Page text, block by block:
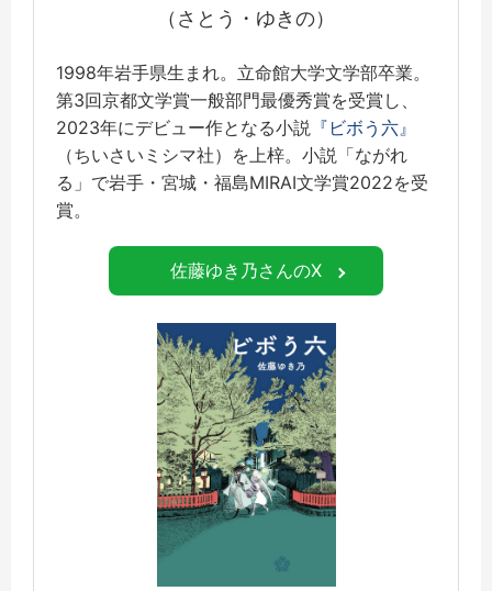
（さとう・ゆきの）
1998年岩手県生まれ。立命館大学文学部卒業。
第3回京都文学賞一般部門最優秀賞を受賞し、
2023年にデビュー作となる小説 『ビボう六』
（ちいさいミシマ社）を上梓。小説「ながれ
る」で岩手・宮城・福島MIRAI文学賞2022を受
賞。
佐藤ゆき乃さんのX